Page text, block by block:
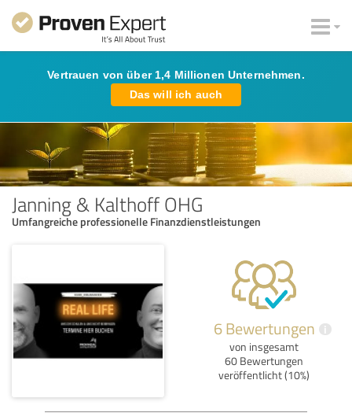
Vertrauen von über 1,4 Millionen Unternehmen.
Das will ich auch
Janning & Kalthoff OHG
Umfangreiche professionelle Finanzdienstleistungen
6 Bewertungen i
von insgesamt
60 Bewertungen
veröffentlicht (10%)